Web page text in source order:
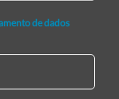
de dados